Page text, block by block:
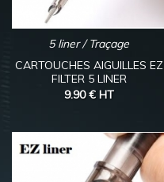
5 liner / Traçage
CARTOUCHES AIGUILLES EZ
FILTER 5 LINER
9.90 € HT